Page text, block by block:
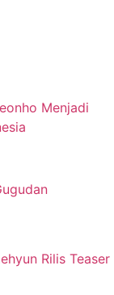
Menjadi
Rilis Teaser